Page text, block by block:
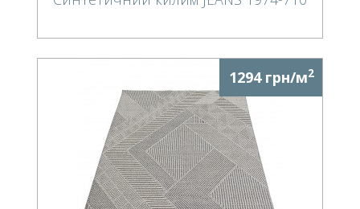
1294 грн/м2